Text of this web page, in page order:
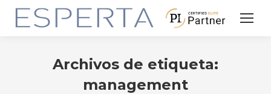
Archivos de etiqueta:
management